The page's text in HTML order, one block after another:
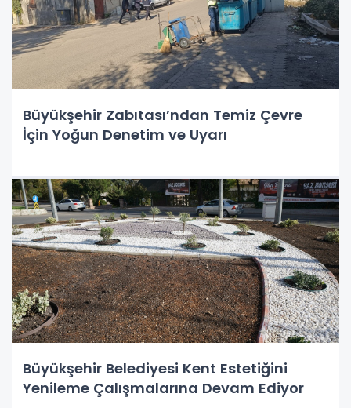
Büyükşehir Zabıtası’ndan Temiz Çevre
İçin Yoğun Denetim ve Uyarı
Büyükşehir Belediyesi Kent Estetiğini
Yenileme Çalışmalarına Devam Ediyor